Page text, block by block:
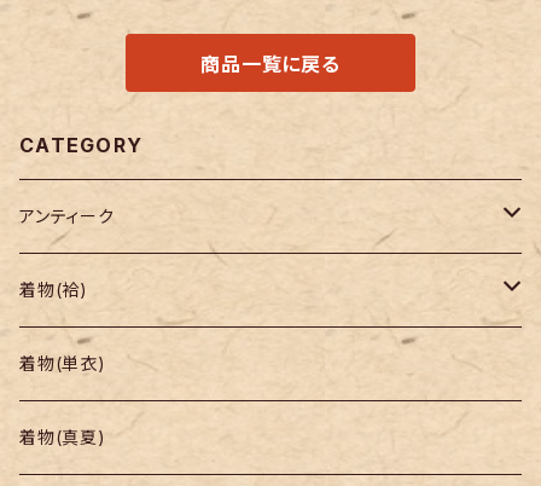
商品一覧に戻る
CATEGORY
アンティーク
着物
帯
羽織り・道行
着物(袷)
小紋
色無地・江戸小紋
着物(単衣)
着物(真夏)